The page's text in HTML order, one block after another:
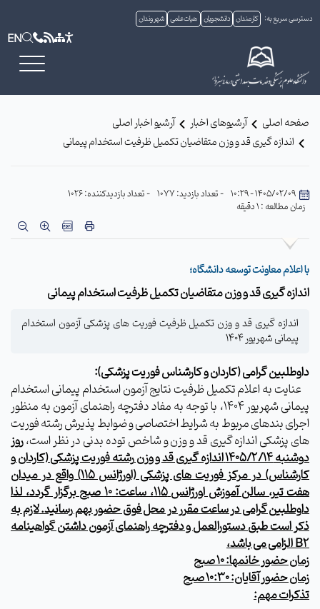
دسترسی سریع به: کارمندان دانشجویان هیات علمی شهروندان
EN
صفحه اصلی آرشیوهای اخبار
آرشیو اخبار اصلی
اندازه گیری قد و وزن متقاضیان تکمیل ظرفیت استخدام پیمانی
1405/02/09 - 10:29 - تعداد بازدید: 1077
- تعداد بازدیدکننده: 1026
زمان مطالعه : 1 دقیقه
با اعلام معاونت توسعه دانشگاه؛
اندازه گیری قد و وزن متقاضیان تکمیل ظرفیت استخدام پیمانی
اندازه گیری قد و وزن تکمیل ظرفیت فوریت های پزشکی آزمون استخدام
پیمانی شهریور 1404
داوطلبین گرامی (کاردان و کارشناس فوریت پزشکی):
عنایت به اعلام تکمیل ظرفیت نتایج آزمون استخدام پیمانی استخدام
پیمانی شهریور 1404، با توجه به مفاد دفترچه راهنمای آزمون به منظور
اجرای بندهای مربوط به شرایط اختصاصی و ضوابط پذیرش رشته فوریت
های پزشکی اندازه گیری قد و وزن و شاخص توده بدنی در نظر است،روز
دوشنبه 1405/2/14
اندازه گیری قد و وزنرشته فوریت پزشکی (کاردان و
کارشناس)
در مرکز فوریت های پزشکی (اورژانس 115) واقع در میدان
هفت تیر، سالن آموزش اورژانس 115، ساعت: 10 صبح برگزار گردد، لذا
داوطلبین گرامی در ساعت مقرر در محل فوق حضور بهم رسانید.لازم به
ذکر است طبق دستورالعمل و دفترچه راهنمای آزمون داشتن گواهینامه
B2الزامی می باشد،
زمان حضور خانمها: 10 صبح
زمان حضور آقایان: 10:30 صبح
تذکرات مهم: